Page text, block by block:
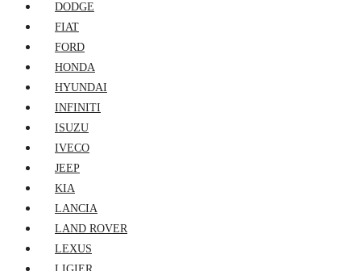
DODGE
FIAT
FORD
HONDA
HYUNDAI
INFINITI
ISUZU
IVECO
JEEP
KIA
LANCIA
LAND ROVER
LEXUS